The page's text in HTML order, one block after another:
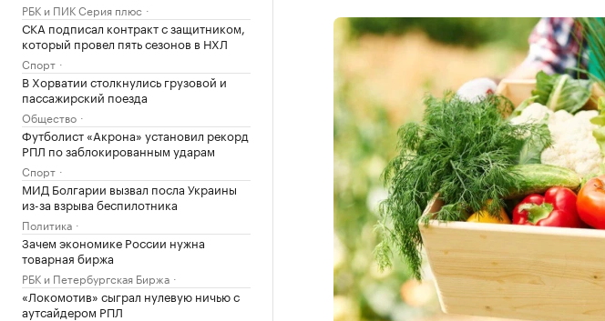
РБК и ПИК Серия плюс
СКА подписал контракт с защитником,
который провел пять сезонов в НХЛ
Спорт
В Хорватии столкнулись грузовой и
пассажирский поезда
Общество
Футболист «Акрона» установил рекорд
РПЛ по заблокированным ударам
Спорт
МИД Болгарии вызвал посла Украины
из-за взрыва беспилотника
Политика
Зачем экономике России нужна
товарная биржа
РБК и Петербургская Биржа
«Локомотив» сыграл нулевую ничью с
аутсайдером РПЛ